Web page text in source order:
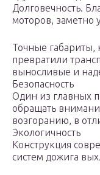
Долговечность.
моторов, заметно
Точные габариты,
превратили
выносливые и
Безопасность
Один из главных
обращать
возгоранию, в
Экологичность
Конструкция
систем дожига